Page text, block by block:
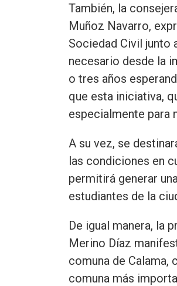
También, la
Muñoz Navarro,
Sociedad Civil junto
necesario desde la
o tres años
que esta iniciativa,
especialmente para
A su vez, se
las condiciones en
permitirá generar
estudiantes de la
De igual manera, la
Merino Díaz
comuna de Calama,
comuna más